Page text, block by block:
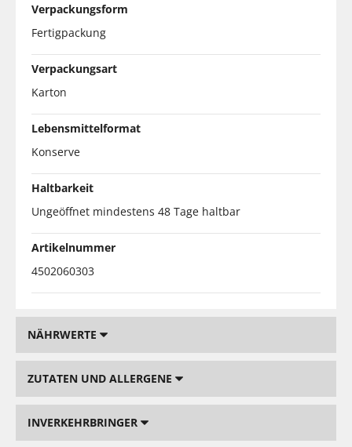
Verpackungsform
Fertigpackung
Verpackungsart
Karton
Lebensmittelformat
Konserve
Haltbarkeit
Ungeöffnet mindestens 48 Tage haltbar
Artikelnummer
4502060303
NÄHRWERTE
ZUTATEN UND ALLERGENE
INVERKEHRBRINGER